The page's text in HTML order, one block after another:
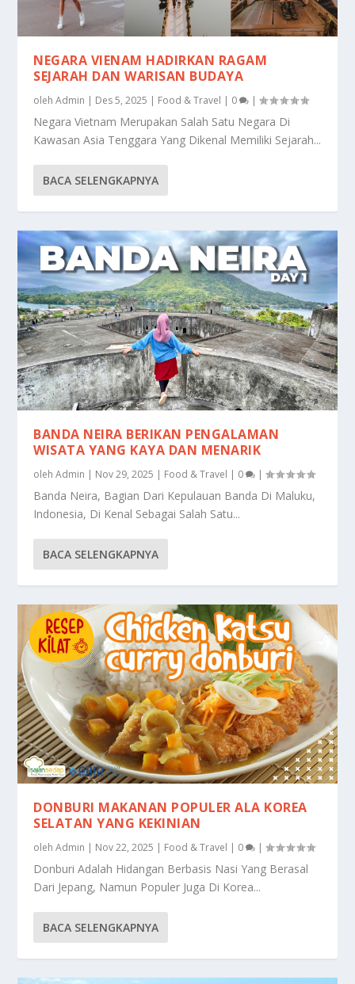
NEGARA VIENAM HADIRKAN RAGAM
SEJARAH DAN WARISAN BUDAYA
olehAdmin | Des 5, 2025 | Food & Travel | 0 |
Negara Vietnam Merupakan Salah Satu Negara Di
Kawasan Asia Tenggara Yang Dikenal Memiliki Sejarah...
BACA SELENGKAPNYA
BANDA NEIRA BERIKAN PENGALAMAN
WISATA YANG KAYA DAN MENARIK
olehAdmin | Nov 29, 2025 | Food & Travel | 0 |
Banda Neira, Bagian Dari Kepulauan Banda Di Maluku,
Indonesia, Di Kenal Sebagai Salah Satu...
BACA SELENGKAPNYA
DONBURI MAKANAN POPULER ALA KOREA
SELATAN YANG KEKINIAN
olehAdmin Nov 22, 2025 Food & Travel 0 |
Donburi Adalah Hidangan Berbasis Nasi Yang Berasal
Dari Jepang, Namun Populer Juga Di Korea...
BACA SELENGKAPNYA